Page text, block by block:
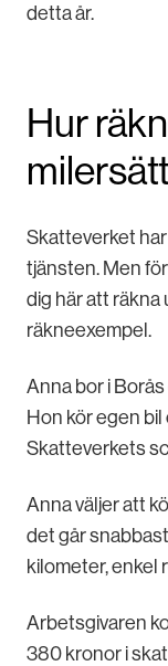
detta år.
Hur
Skatteverket
tjänsten. Men
dig här att
räkneexempel.
Anna bor i
Hon kör egen
Skatteverkets
Anna väljer att
det går
kilometer, enkel
Arbetsgivaren
380 kronor i